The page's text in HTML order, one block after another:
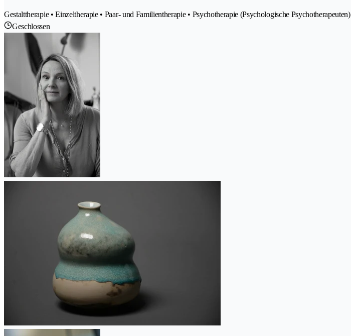
Gestalttherapie • Einzeltherapie • Paar- und Familientherapie • Psychotherapie (Psychologische Psychotherapeuten)
Geschlossen